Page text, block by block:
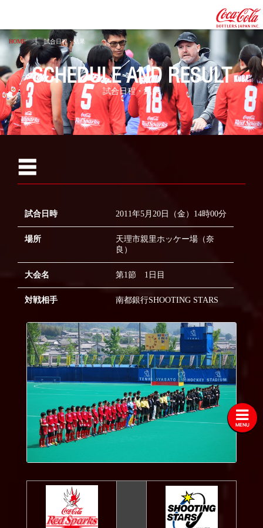
HOME 試合日程・結果
SCHEDULE AND RESULT
試合日程・結果
2023
2021
2019
2018
2017
2016
2015
2013
2012
2011
2010
2009
2008
☰
試合日時 2011年5月20日（金）14時00分
場所
天理市親里ホッケー場（奈
良）
大会名 第1節 1日目
対戦相手 南都銀行SHOOTING STARS
MENU